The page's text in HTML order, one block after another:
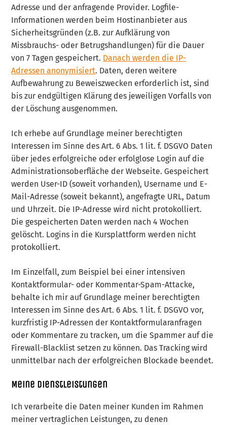
Adresse und der anfragende Provider. Logfile-
Informationen werden beim Hostinanbieter aus
Sicherheitsgründen (z.B. zur Aufklärung von
Missbrauchs- oder Betrugshandlungen) für die Dauer
von 7 Tagen gespeichert. Danach werden die IP-
Adressen anonymisiert. Daten, deren weitere
Aufbewahrung zu Beweiszwecken erforderlich ist, sind
bis zur endgültigen Klärung des jeweiligen Vorfalls von
der Löschung ausgenommen.
Ich erhebeauf Grundlage meiner berechtigten
Interessen im Sinne des Art. 6 Abs. 1 lit. f. DSGVO Daten
über jedes erfolgreiche oder erfolglose Login auf die
Administrationsoberfläche der Webseite. Gespeichert
werden User-ID (soweit vorhanden), Username und E-
Mail-Adresse (soweit bekannt), angefragte URL, Datum
und Uhrzeit. Die IP-Adresse wird nicht protokolliert.
Die gespeicherten Daten werden nach 4 Wochen
gelöscht. Logins in die Kursplattform werden nicht
protokolliert.
Im Einzelfall, zum Beispiel bei einer intensiven
Kontaktformular- oder Kommentar-Spam-Attacke,
behalte ich mir auf Grundlage meiner berechtigten
Interessen im Sinne des Art. 6 Abs. 1 lit. f. DSGVO vor,
kurzfristig IP-Adressen der Kontaktformularanfragen
oder Kommentare zu tracken, um die Spammer auf die
Firewall-Blacklist setzen zu können. Das Tracking wird
unmittelbar nach der erfolgreichen Blockade beendet.
Meine Dienstleistungen
Ich verarbeite die Daten meiner Kunden im Rahmen
meiner vertraglichen Leistungen, zu denen